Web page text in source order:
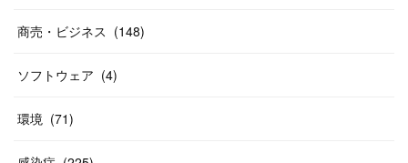
商売・ビジネス (148)
ソフトウェア (4)
環境 (71)